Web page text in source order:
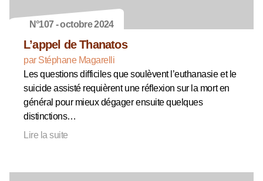
N°107 - octobre 2024
L’appel de Thanatos
par Stéphane Magarelli
Les questions difficiles que soulèvent l’euthanasie et le
suicide assisté requièrent une réflexion sur la mort en
général pour mieux dégager ensuite quelques
distinctions…
Lire la suite